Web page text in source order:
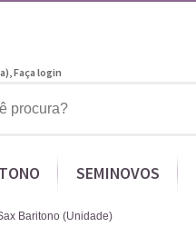
Faça login
SEMINOVOS
Baritono (Unidade)